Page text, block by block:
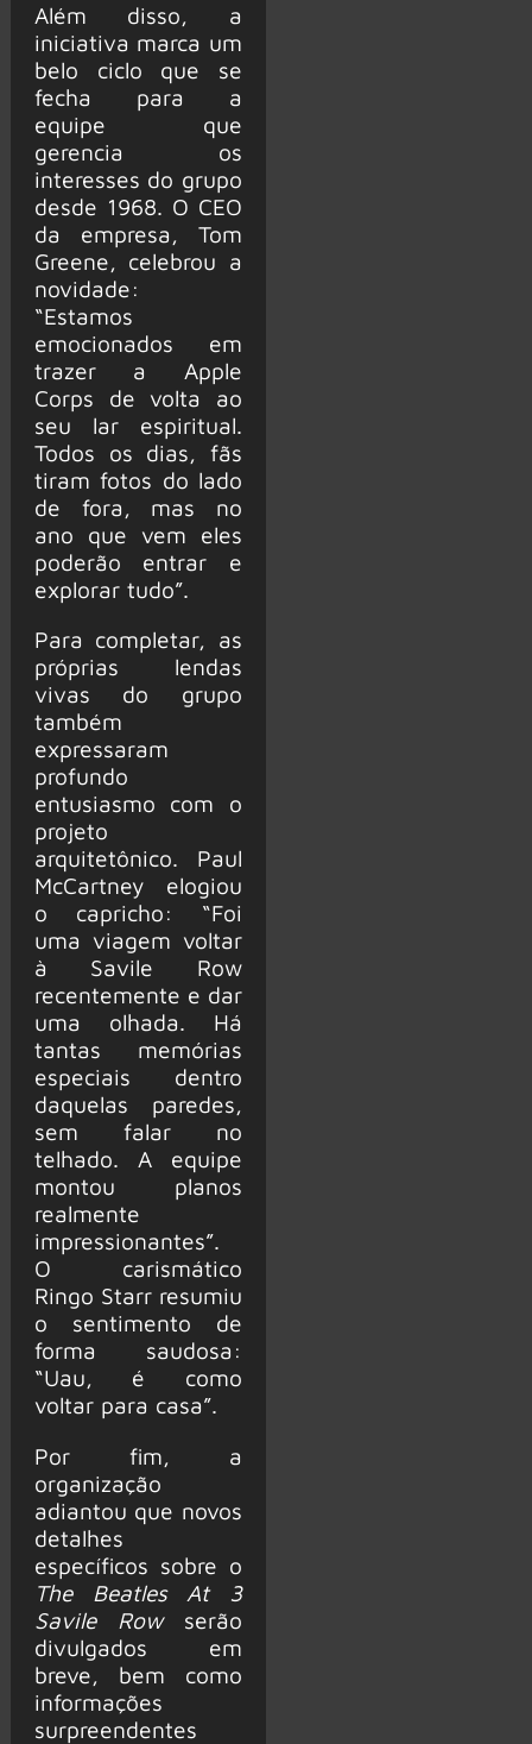
Além disso, a
iniciativa marca um
belo ciclo que se
fecha para a
equipe que
gerencia os
interesses do grupo
desde 1968. O CEO
da empresa, Tom
Greene, celebrou a
novidade:
“Estamos
emocionados em
trazer a Apple
Corps de volta ao
seu lar espiritual.
Todos os dias, fãs
tiram fotos do lado
de fora, mas no
ano que vem eles
poderão entrar e
explorar tudo”.
Para completar, as
próprias lendas
vivas do grupo
também
expressaram
profundo
entusiasmo com o
projeto
arquitetônico. Paul
McCartney elogiou
o capricho: “Foi
uma viagem voltar
à Savile Row
recentemente e dar
uma olhada. Há
tantas memórias
especiais dentro
daquelas paredes,
sem falar no
telhado. A equipe
montou planos
realmente
impressionantes”.
O carismático
Ringo Starr resumiu
o sentimento de
forma saudosa:
“Uau, é como
voltar para casa”.
Por fim, a
organização
adiantou que novos
detalhes
específicos sobre o
The Beatles At 3
Savile Rowserão
divulgados em
breve, bem como
informações
surpreendentes